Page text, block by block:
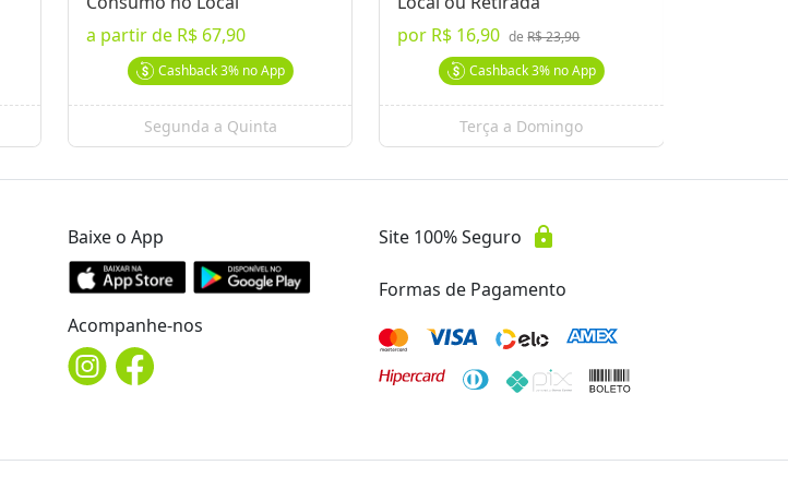
a partir de R$ 67,90
Cashback3%no App
Segunda a Quinta
por R$ 16,90 deR$ 23,90
Cashback3%no App
Terça a Domingo
Baixe o App
Acompanhe-nos
Site 100% Seguro lock
Formas de Pagamento